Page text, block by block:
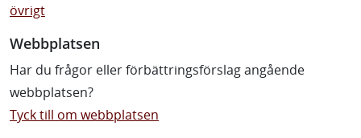
övrigt
Webbplatsen
Har du frågor eller förbättringsförslag angående
webbplatsen?
Tyck till om webbplatsen